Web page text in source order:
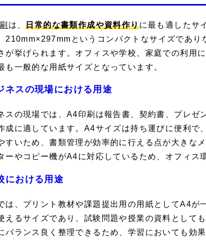
は、日常的な書類作成や資料作りに最も適したサ
210mm×297mmというコンパクトなサイズであ
が挙げられます。オフィスや学校、家庭での利用
も一般的な用紙サイズとなっています。
ネスの現場における用途
スの現場では、A4印刷は報告書、契約書、プレゼ
成に適しています。A4サイズは持ち運びに便利で
すいため、書類管理が効率的に行える点が大きな
ーやコピー機がA4に対応しているため、オフィス
における用途
は、プリント教材や課題提出用の用紙としてA4が
えるサイズであり、試験問題や授業の資料として
バランス良く整理できるため、学習においても効